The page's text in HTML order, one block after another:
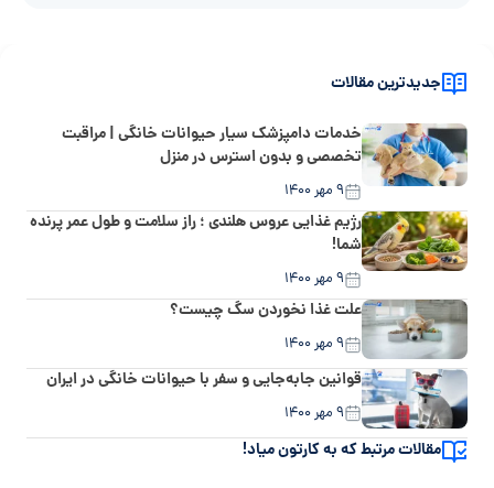
جدیدترین مقالات
خدمات دامپزشک سیار حیوانات خانگی | مراقبت
تخصصی و بدون استرس در منزل
۹ مهر ۱۴۰۰
رژیم غذایی عروس هلندی ؛ راز سلامت و طول عمر پرنده
شما!
۹ مهر ۱۴۰۰
علت غذا نخوردن سگ چیست؟
۹ مهر ۱۴۰۰
قوانین جابه‌جایی و سفر با حیوانات خانگی در ایران
۹ مهر ۱۴۰۰
مقالات مرتبط که به کارتون میاد!